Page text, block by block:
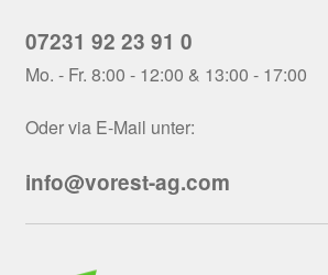
07231 92 23 91 0
Mo. - Fr. 8:00 - 12:00 & 13:00 - 17:00
Oder via E-Mail unter:
info@vorest-ag.com